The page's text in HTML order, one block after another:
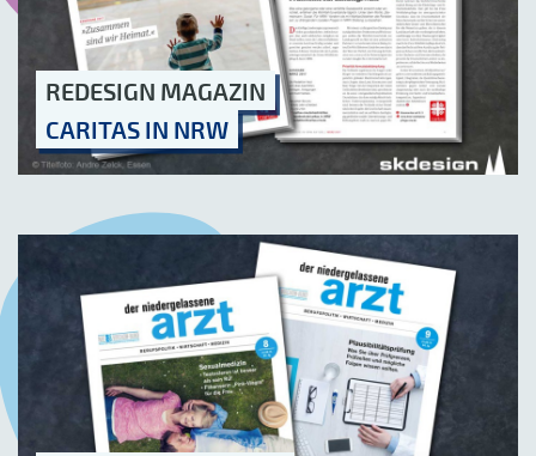
REDESIGN MAGAZIN
CARITAS IN NRW